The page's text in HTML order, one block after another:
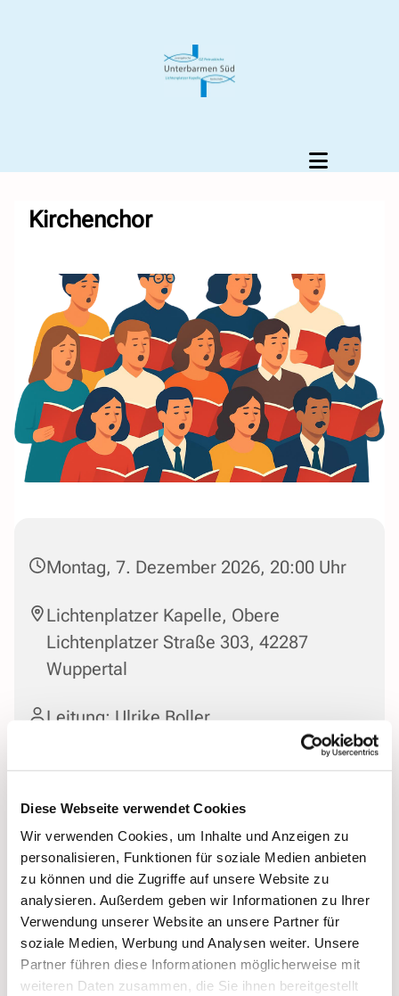
Diese Webseite verwendet Cookies
Wir verwenden Cookies, um Inhalte und Anzeigen zu
personalisieren, Funktionen für soziale Medien anbieten
zu können und die Zugriffe auf unsere Website zu
analysieren. Außerdem geben wir Informationen zu Ihrer
Verwendung unserer Website an unsere Partner für
soziale Medien, Werbung und Analysen weiter. Unsere
Partner führen diese Informationen möglicherweise mit
weiteren Daten zusammen, die Sie ihnen bereitgestellt
Kirchenchor
Montag, 7. Dezember 2026, 20:00 Uhr
Lichtenplatzer Kapelle, Obere
Lichtenplatzer Straße 303, 42287
Wuppertal
Leitung: Ulrike Boller